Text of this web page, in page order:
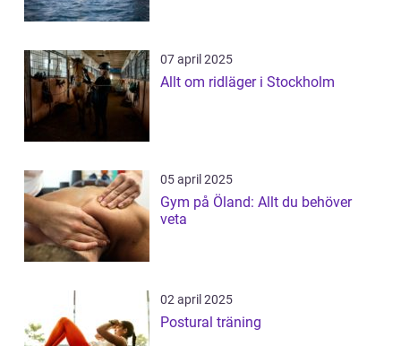
07 april 2025
Allt om ridläger i Stockholm
05 april 2025
Gym på Öland: Allt du behöver
veta
02 april 2025
Postural träning